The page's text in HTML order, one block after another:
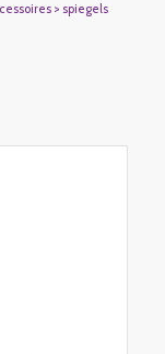
> spiegels